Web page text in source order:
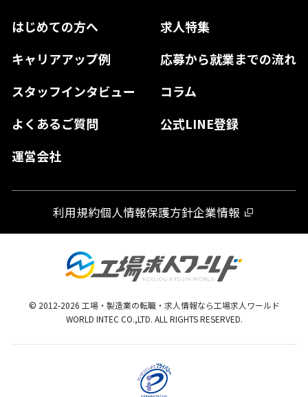
はじめての方へ
求人特集
キャリアアップ例
応募から就業までの流れ
スタッフインタビュー
コラム
よくあるご質問
公式LINE登録
運営会社
奈良県
和歌山県
島根県
山口県
高知県
徳島県
熊本県
宮崎県
利用規約個人情報保護方針企業情報
© 2012-2026 工場・製造業の転職・求人情報なら工場求人ワールド
WORLD INTEC CO.,LTD. ALL RIGHTS RESERVED.